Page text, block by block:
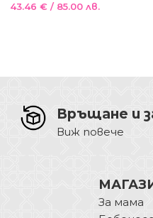
повиване и преход
43.46 € / 85.00 лв.
Връщане и
Виж повече
За мама